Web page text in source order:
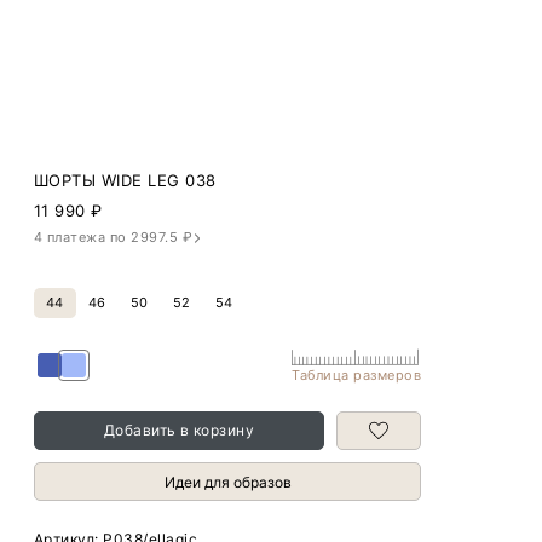
ШОРТЫ WIDE LEG 038
11 990₽
4 платежа по 2997.5 ₽
44 46 50 52 54
Таблица размеров
Добавить в корзину
Идеи для образов